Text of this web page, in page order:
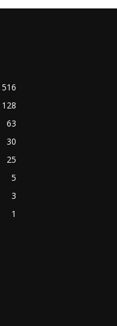
516
128
63
30
25
5
3
1